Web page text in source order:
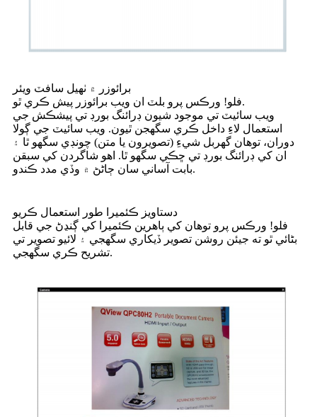
برائوزر ۾ ٺهيل سافٽ ويئر
فلو! ورڪس پرو بلٽ ان ويب برائوزر پيش ڪري ٿو.
ويب سائيٽ تي موجود شيون ڊرائنگ بورڊ تي پيشڪش جي
استعمال لاءِ داخل ڪري سگھجن ٿيون. ويب سائيٽ جي ڳولا
دوران، توهان گهربل شيءِ (تصويرون يا متن) چونڊي سگهو ٿا ۽
ان کي ڊرائنگ بورڊ تي ڇڪي سگهو ٿا. اهو شاگردن کي سبقن
بابت آساني سان ڄاڻڻ ۾ وڏي مدد ڪندو.
دستاويز ڪئميرا طور استعمال ڪريو
فلو! ورڪس پرو توهان کي ٻاهرين ڪئميرا کي ڳنڍڻ جي قابل
بڻائي ٿو ته جيئن روشن تصوير ڏيکاري سگهجي ۽ لائيو تصوير تي
تشريح ڪري سگهجي.